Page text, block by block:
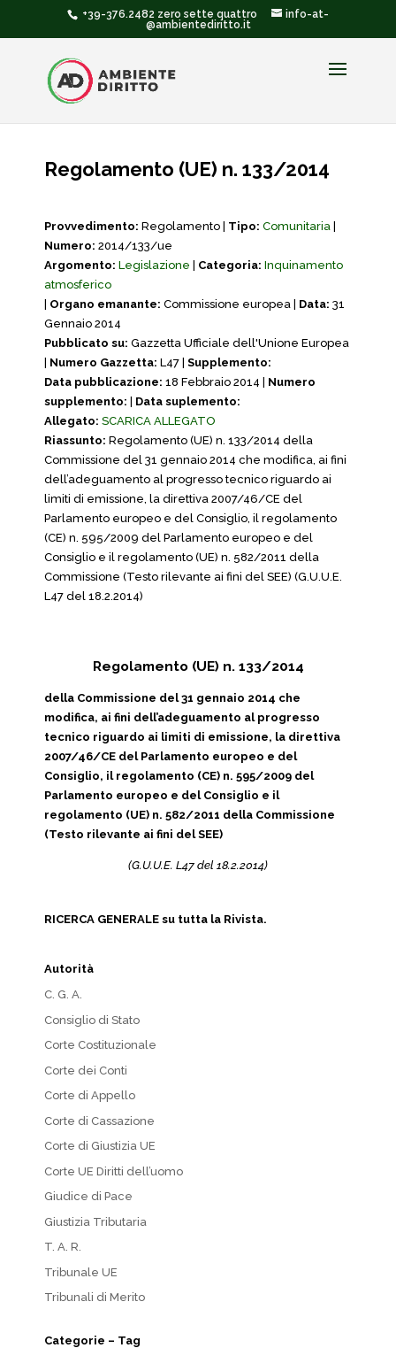
+39-376.2482 zero sette quattro
info-at-
@ambientediritto.it
Regolamento (UE) n. 133/2014
Provvedimento: Regolamento | Tipo: Comunitaria
Numero: 2014/133/ue
Argomento: Legislazione Categoria: Inquinamento
atmosferico
Organo emanante: Commissione europea | Data: 31
Gennaio 2014
Pubblicato su: Gazzetta Ufficiale dell'Unione Europea
Numero Gazzetta: L47 | Supplemento:
Data pubblicazione: 18 Febbraio 2014 | Numero
supplemento:
Data suplemento:
Allegato: SCARICA ALLEGATO
Riassunto: Regolamento (UE) n. 133/2014 della
Commissione del 31 gennaio 2014 che modifica, ai fini
dell’adeguamento al progresso tecnico riguardo ai
limiti di emissione, la direttiva 2007/46/CE del
Parlamento europeo e del Consiglio, il regolamento
(CE) n. 595/2009 del Parlamento europeo e del
Consiglio e il regolamento (UE) n. 582/2011 della
Commissione (Testo rilevante ai fini del SEE) (G.U.U.E.
L47 del 18.2.2014)
Regolamento (UE) n. 133/2014
della Commissione del 31 gennaio 2014 che
modifica, ai fini dell’adeguamento al progresso
tecnico riguardo ai limiti di emissione, la direttiva
2007/46/CE del Parlamento europeo e del
Consiglio, il regolamento (CE) n. 595/2009 del
Parlamento europeo e del Consiglio e il
regolamento (UE) n. 582/2011 della Commissione
(Testo rilevante ai fini del SEE)
(G.U.U.E. L47 del 18.2.2014)
RICERCA GENERALE su tutta la Rivista.
Autorità
C. G. A.
Consiglio di Stato
Corte Costituzionale
Corte dei Conti
Corte di Appello
Corte di Cassazione
Corte di Giustizia UE
Corte UE Diritti dell’uomo
Giudice di Pace
Giustizia Tributaria
T. A. R.
Tribunale UE
Tribunali di Merito
Categorie – Tag